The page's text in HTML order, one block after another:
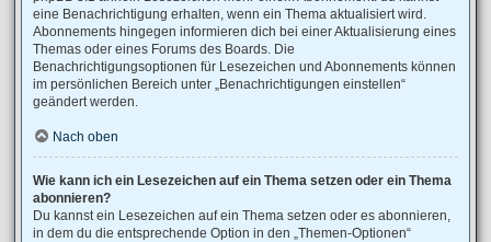
eine Benachrichtigung erhalten, wenn ein Thema aktualisiert wird.
Abonnements hingegen informieren dich bei einer Aktualisierung eines
Themas oder eines Forums des Boards. Die
Benachrichtigungsoptionen für Lesezeichen und Abonnements können
im persönlichen Bereich unter „Benachrichtigungen einstellen“
geändert werden.
Nach oben
Wie kann ich ein Lesezeichen auf ein Thema setzen oder ein Thema
abonnieren?
Du kannst ein Lesezeichen auf ein Thema setzen oder es abonnieren,
in dem du die entsprechende Option in den „Themen-Optionen“